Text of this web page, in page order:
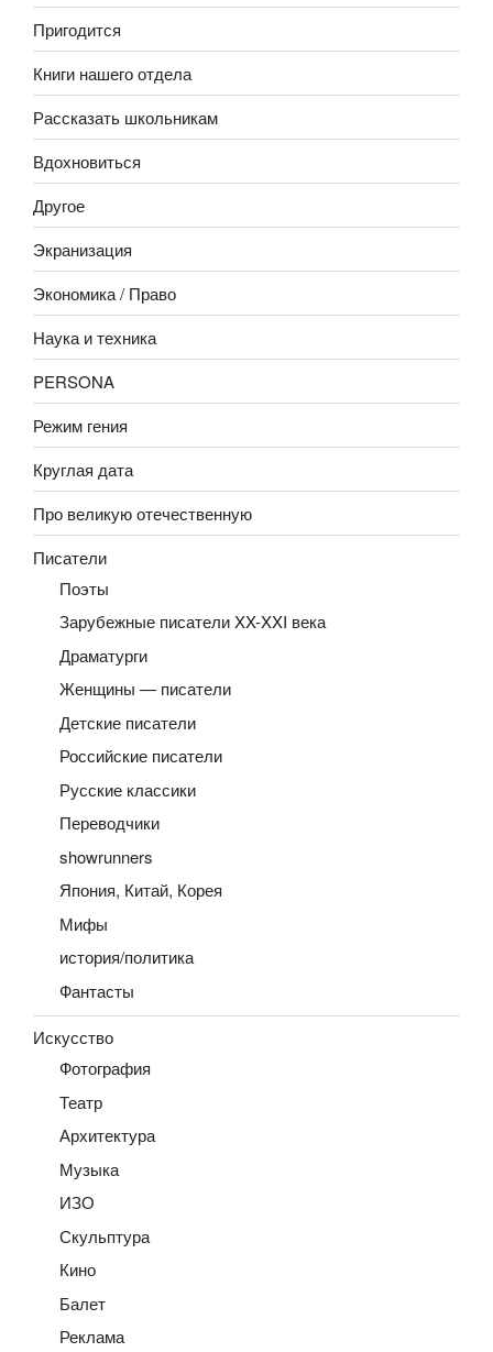
Пригодится
Книги нашего отдела
Рассказать школьникам
Вдохновиться
Другое
Экранизация
Экономика / Право
Наука и техника
PERSONA
Режим гения
Круглая дата
Про великую отечественную
Писатели
Поэты
Зарубежные писатели XX-XXI века
Драматурги
Женщины — писатели
Детские писатели
Российские писатели
Русские классики
Переводчики
showrunners
Япония, Китай, Корея
Мифы
история/политика
Фантасты
Искусство
Фотография
Театр
Архитектура
Музыка
ИЗО
Скульптура
Кино
Балет
Реклама